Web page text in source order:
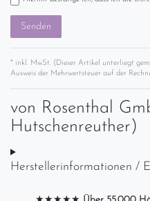
Senden
* inkl. MwSt. (Dieser Artikel unterliegt
Ausweis der Mehrwertsteuer auf der
von Rosenthal
Hutschenreuther)
Herstellerinformationen /